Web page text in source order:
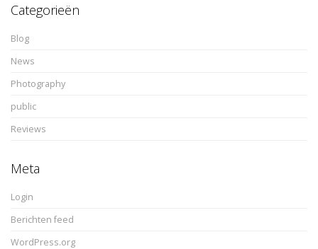
Categorieën
Blog
News
Photography
public
Reviews
Meta
Login
Berichten feed
WordPress.org